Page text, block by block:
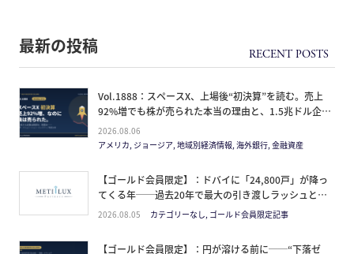
最新の投稿
Vol.1888：スペースX、上場後“初決算”を読む。売上
92%増でも株が売られた本当の理由と、1.5兆ドル企業
の買い方。
2026.08.06
アメリカ, ジョージア, 地域別経済情報, 海外銀行, 金融資産
【ゴールド会員限定】：ドバイに「24,800戸」が降っ
てくる年──過去20年で最大の引き渡しラッシュと、
ミサイルが崩した“安全神話”。2027年の供給ピーク
2026.08.05 カテゴリーなし, ゴールド会員限定記事
【ゴールド会員限定】：円が溶ける前に──“下落ゼ